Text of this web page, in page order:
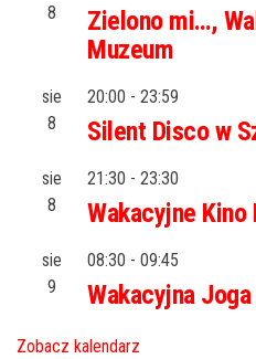
8
Zielono mi…,
Muzeum
sie
8
20:00 - 23:59
Silent Disco w
sie
8
21:30 - 23:30
Wakacyjne
sie
9
08:30 - 09:45
Wakacyjna
Zobacz kalendarz